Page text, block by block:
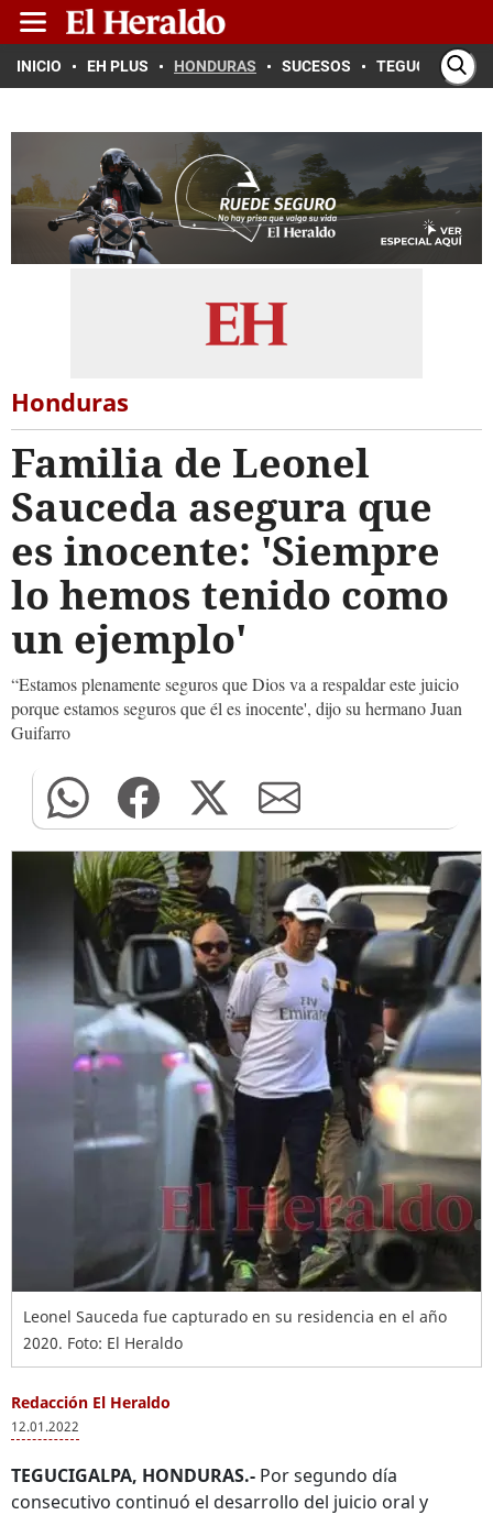
INICIO EH PLUS HONDURAS SUCESOS TEGUCIGALPA
Honduras
Familia de Leonel
Sauceda asegura que
es inocente: 'Siempre
lo hemos tenido como
un ejemplo'
“Estamos plenamente seguros que Dios va a respaldar este juicio
porque estamos seguros que él es inocente', dijo su hermano Juan
Guifarro
Leonel Sauceda fue capturado en su residencia en el año
2020. Foto: El Heraldo
Redacción El Heraldo
12.01.2022
TEGUCIGALPA, HONDURAS.- Por segundo día
consecutivo continuó el desarrollo del juicio oral y